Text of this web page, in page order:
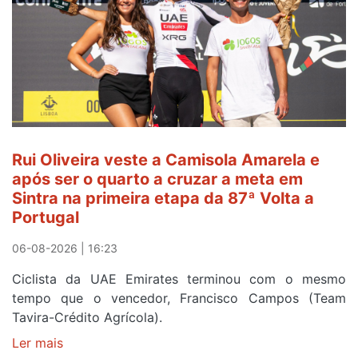
continua
Camisola
Amarela
ao
da
etapa
da
Volta
a
Portugal
Rui Oliveira veste a Camisola Amarela e
após ser o quarto a cruzar a meta em
Sintra na primeira etapa da 87ª Volta a
Portugal
06-08-2026 | 16:23
Ciclista da UAE Emirates terminou com o mesmo
tempo que o vencedor, Francisco Campos (Team
Tavira-Crédito Agrícola).
Ler mais